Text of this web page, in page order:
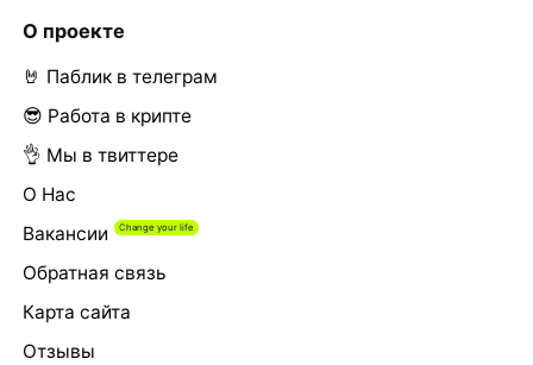
О проекте
🤘 Паблик в телеграм
😎 Работа в крипте
👌 Мы в твиттере
О Нас
Вакансии
Обратная связь
Карта сайта
Отзывы